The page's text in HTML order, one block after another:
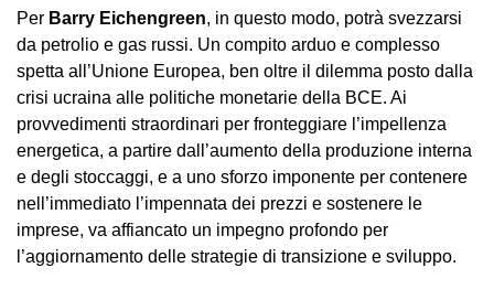
Per Barry Eichengreen, in questo modo, potrà svezzarsi
da petrolio e gas russi. Un compito arduo e complesso
spetta all’Unione Europea, ben oltre il dilemma posto dalla
crisi ucraina alle politiche monetarie della BCE. Ai
provvedimenti straordinari per fronteggiare l’impellenza
energetica, a partire dall’aumento della produzione interna
e degli stoccaggi, e a uno sforzo imponente per contenere
nell’immediato l’impennata dei prezzi e sostenere le
imprese, va affiancato un impegno profondo per
l’aggiornamento delle strategie di transizione e sviluppo.